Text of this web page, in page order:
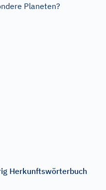
Planeten?
Herkunftswörterbuch